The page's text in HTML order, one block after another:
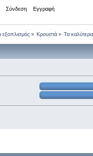
Σύνδεση Εγγραφή
εξοπλισμός» Κρουστά» Τα